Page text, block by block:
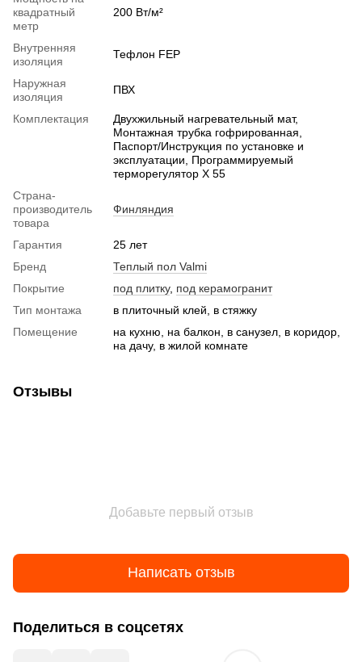
квадратный
метр
200 Вт/м²
Внутренняя
изоляция
Тефлон FEP
Наружная
изоляция
ПВХ
Комплектация
Двухжильный нагревательный мат,
Монтажная трубка гофрированная,
Паспорт/Инструкция по установке и
эксплуатации, Программируемый
терморегулятор X 55
Страна-
производитель
товара
Финляндия
Гарантия
25 лет
Бренд
Теплый пол Valmi
Покрытие
под плитку, под керамогранит
Тип монтажа
в плиточный клей, в стяжку
Помещение
на кухню, на балкон, в санузел, в коридор,
на дачу, в жилой комнате
Отзывы
Добавьте первый отзыв
Написать отзыв
Поделиться в соцсетях